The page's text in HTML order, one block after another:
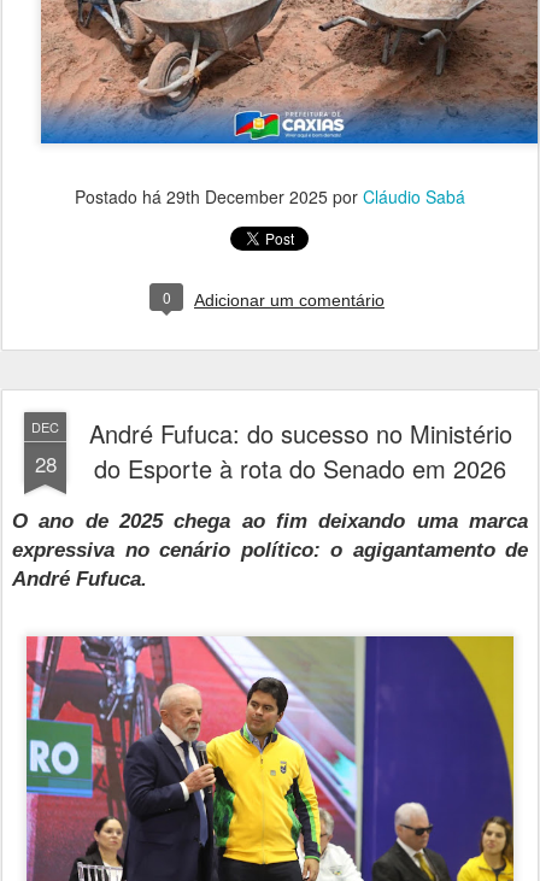
Postado há 29th December 2025 por Cláudio Sabá
0 Adicionar um comentário
DEC
28
André Fufuca: do sucesso no Ministério
do Esporte à rota do Senado em 2026
O ano de 2025 chega ao fim deixando uma marca
expressiva no cenário político: o agigantamento de
André Fufuca.